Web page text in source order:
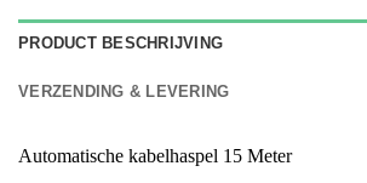
PRODUCT BESCHRIJVING
VERZENDING & LEVERING
Automatische kabelhaspel 15 Meter